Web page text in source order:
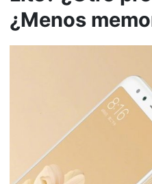
¿Menos